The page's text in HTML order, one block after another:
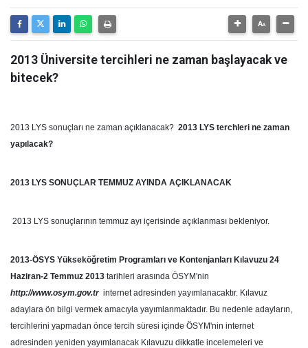
2013 Üniversite tercihleri ne zaman başlayacak ve
bitecek?
2013 LYS sonuçları ne zaman açıklanacak? 2013 LYS terchleri ne zaman
yapılacak?
2013 LYS SONUÇLAR TEMMUZ AYINDA AÇIKLANACAK
2013 LYS sonuçlarının temmuz ayı içerisinde açıklanması bekleniyor.
2013-ÖSYS Yükseköğretim Programları ve Kontenjanları Kılavuzu 24
Haziran-2 Temmuz 2013 tarihleri arasında ÖSYM'nin
http://www.osym.gov.trinternet adresinden yayımlanacaktır. Kılavuz
adaylara ön bilgi vermek amacıyla yayımlanmaktadır. Bu nedenle adayların,
tercihlerini yapmadan önce tercih süresi içinde ÖSYM'nin internet
adresinden yeniden yayımlanacak Kılavuzu dikkatle incelemeleri ve